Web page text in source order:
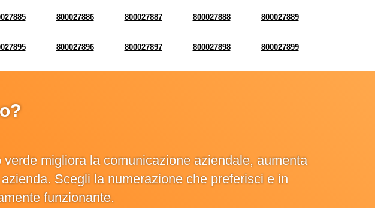
800027886 800027887 800027888 800027889
800027896 800027897 800027898 800027899
migliora la comunicazione aziendale, aumenta
Scegli la numerazione che preferisci e in
funzionante.